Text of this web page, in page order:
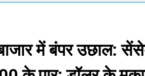
August 6, 2026
में बंपर उछाल: